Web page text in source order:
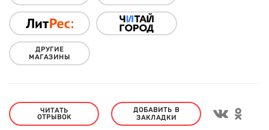
ДРУГИЕ
МАГАЗИНЫ
ЧИТАТЬ
ОТРЫВОК
ДОБАВИТЬ В
ЗАКЛАДКИ